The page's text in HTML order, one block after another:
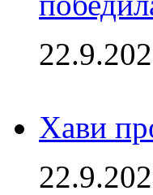
Хави